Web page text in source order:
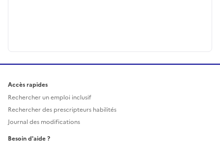
Accès rapides
Rechercher un emploi inclusif
Rechercher des prescripteurs habilités
Journal des modifications
Besoin d'aide ?